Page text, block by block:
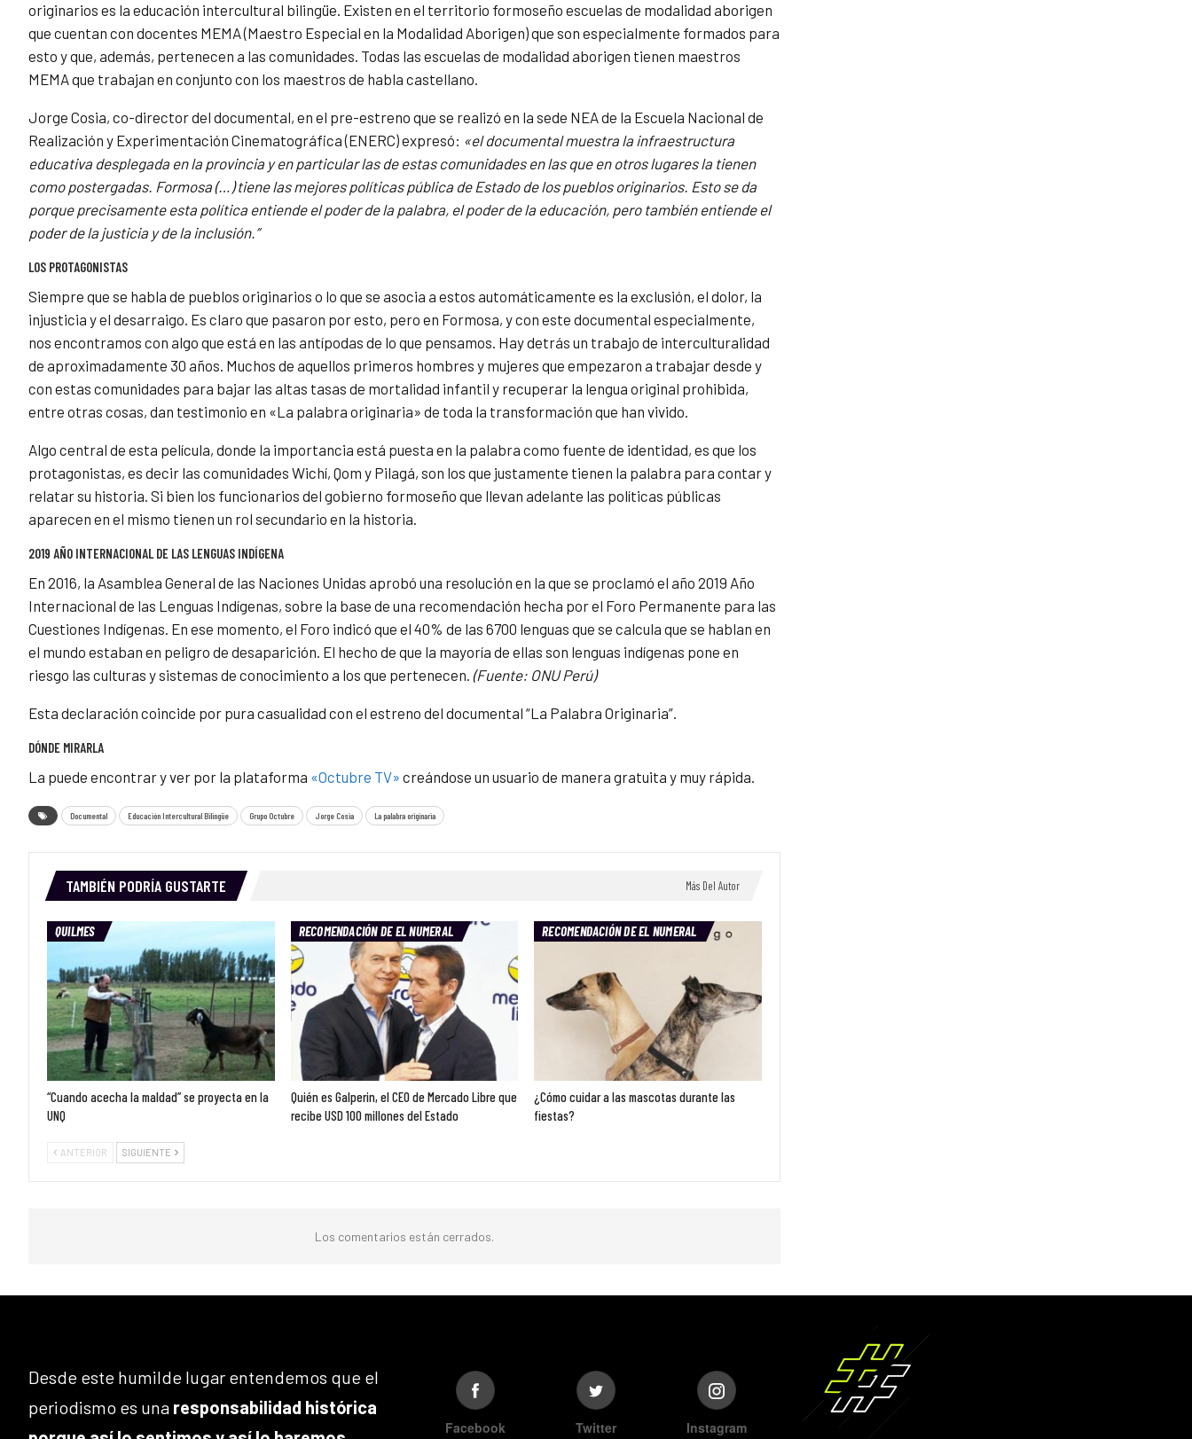
originarios es la educación intercultural bilingüe. Existen en el territorio formoseño escuelas de modalidad aborigen
que cuentan con docentes MEMA (Maestro Especial en la Modalidad Aborigen) que son especialmente formados para
esto y que, además, pertenecen a las comunidades. Todas las escuelas de modalidad aborigen tienen maestros
MEMA que trabajan en conjunto con los maestros de habla castellano.
Jorge Cosia, co-director del documental, en el pre-estreno que se realizó en la sede NEA de la Escuela Nacional de
Realización y Experimentación Cinematográfica (ENERC) expresó: «el documental muestra la infraestructura
educativa desplegada en la provincia y en particular las de estas comunidades en las que en otros lugares la tienen
como postergadas. Formosa (…) tiene las mejores políticas pública de Estado de los pueblos originarios. Esto se da
porque precisamente esta política entiende el poder de la palabra, el poder de la educación, pero también entiende el
poder de la justicia y de la inclusión.”
LOS PROTAGONISTAS
Siempre que se habla de pueblos originarios o lo que se asocia a estos automáticamente es la exclusión, el dolor, la
injusticia y el desarraigo. Es claro que pasaron por esto, pero en Formosa, y con este documental especialmente,
nos encontramos con algo que está en las antípodas de lo que pensamos. Hay detrás un trabajo de interculturalidad
de aproximadamente 30 años. Muchos de aquellos primeros hombres y mujeres que empezaron a trabajar desde y
con estas comunidades para bajar las altas tasas de mortalidad infantil y recuperar la lengua original prohibida,
entre otras cosas, dan testimonio en «La palabra originaria» de toda la transformación que han vivido.
Algo central de esta película, donde la importancia está puesta en la palabra como fuente de identidad, es que los
protagonistas, es decir las comunidades Wichí, Qom y Pilagá, son los que justamente tienen la palabra para contar y
relatar su historia. Si bien los funcionarios del gobierno formoseño que llevan adelante las políticas públicas
aparecen en el mismo tienen un rol secundario en la historia.
2019 AÑO INTERNACIONAL DE LAS LENGUAS INDÍGENA
En 2016, la Asamblea General de las Naciones Unidas aprobó una resolución en la que se proclamó el año 2019 Año
Internacional de las Lenguas Indígenas, sobre la base de una recomendación hecha por el Foro Permanente para las
Cuestiones Indígenas. En ese momento, el Foro indicó que el 40% de las 6700 lenguas que se calcula que se hablan en
el mundo estaban en peligro de desaparición. El hecho de que la mayoría de ellas son lenguas indígenas pone en
riesgo las culturas y sistemas de conocimiento a los que pertenecen. (Fuente: ONU Perú)
Esta declaración coincide por pura casualidad con el estreno del documental “La Palabra Originaria”.
DÓNDE MIRARLA
La puede encontrar y ver por la plataforma «Octubre TV» creándose un usuario de manera gratuita y muy rápida.
Documental Educación Intercultural Bilingüe Grupo Octubre Jorge Cosia La palabra originaria
TAMBIÉN PODRÍA GUSTARTE Más Del Autor
QUILMES
“Cuando acecha la maldad” se proyecta en la
UNQ
RECOMENDACIÓN DE EL NUMERAL
Quién es Galperin, el CEO de Mercado Libre que
recibe USD 100 millones del Estado
RECOMENDACIÓN DE EL NUMERAL
¿Cómo cuidar a las mascotas durante las
fiestas?
ANTERIOR SIGUIENTE
Los comentarios están cerrados.
Desde este humilde lugar entendemos que el
periodismo es una responsabilidad histórica
Facebook Twitter Instagram